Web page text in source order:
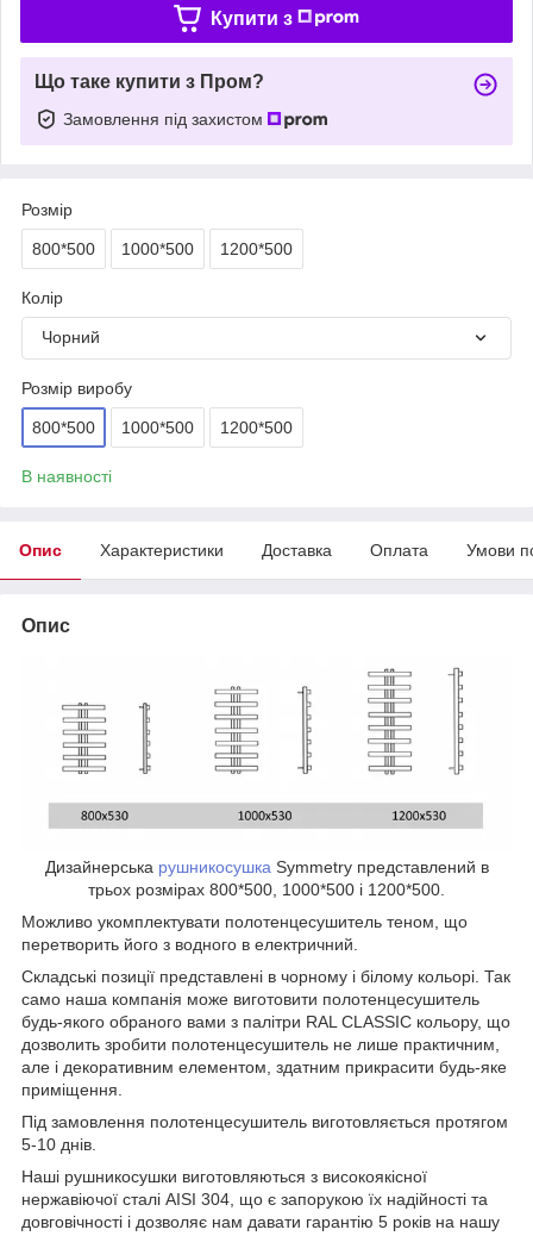
Купити з
Що таке купити з Пром?
Замовлення під захистом
Розмір
800*500 1000*500 1200*500
Колір
Чорний
Розмір виробу
800*500 1000*500 1200*500
В наявності
Опис Характеристики Доставка Оплата Умови
Опис
Дизайнерська рушникосушка Symmetry представлений в
трьох розмірах 800*500, 1000*500 і 1200*500.
Можливо укомплектувати полотенцесушитель теном, що
перетворить його з водного в електричний.
Складські позиції представлені в чорному і білому кольорі. Так
само наша компанія може виготовити полотенцесушитель
будь-якого обраного вами з палітри RAL CLASSIC кольору, що
дозволить зробити полотенцесушитель не лише практичним,
але і декоративним елементом, здатним прикрасити будь-яке
приміщення.
Під замовлення полотенцесушитель виготовляється протягом
5-10 днів.
Наші рушникосушки виготовляються з високоякісної
нержавіючої сталі AISI 304, що є запорукою їх надійності та
довговічності і дозволяє нам давати гарантію 5 років на нашу